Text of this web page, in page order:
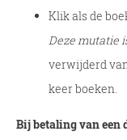
Klik als de
Deze mutatie
verwijderd
keer boeken.
Bij betaling van een